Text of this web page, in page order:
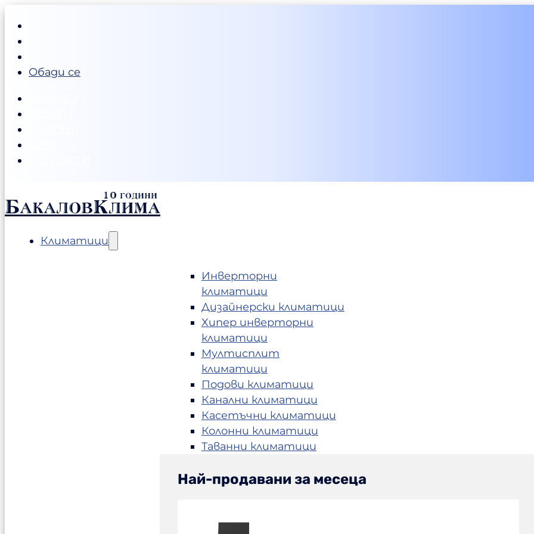
Обади се
БакаловКлима
Климатици
Инверторни
климатици
Дизайнерски климатици
Хипер инверторни
климатици
Мултисплит
климатици
Подови климатици
Канални климатици
Касетъчни климатици
Колонни климатици
Таванни климатици
Най-продавани за месеца